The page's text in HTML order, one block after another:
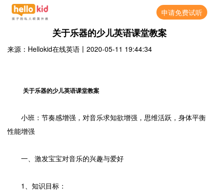
申请免费试听
关于乐器的少儿英语课堂教案
来源：Hellokid在线英语 丨 2020-05-11 19:44:34
关于乐器的少儿英语课堂教案
小班：节奏感增强，对音乐求知欲增强，思维活跃，身体平衡
性能增强
一、激发宝宝对音乐的兴趣与爱好
1、知识目标：